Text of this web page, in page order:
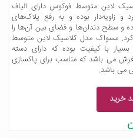
لاین متوسط فوکوس دارای الیاف
و زاویه‌دار بوده و به رفع پلاک‌های
و سطح دندان‌ها و فضای بین آن‌ها را
مسواک مدل کلاسیک لاین متوسط
با کیفیت بوده که دارای دسته
می باشد که مناسب برای پاکسازی
می باشد.
خرید